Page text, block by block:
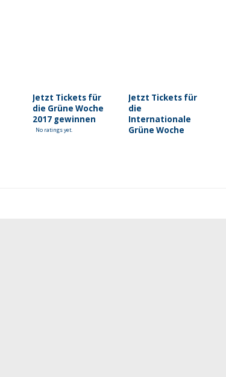
Jetzt Tickets für
die Grüne Woche
2017 gewinnen
No ratings yet.
Jetzt Tickets für
die
Internationale
Grüne Woche